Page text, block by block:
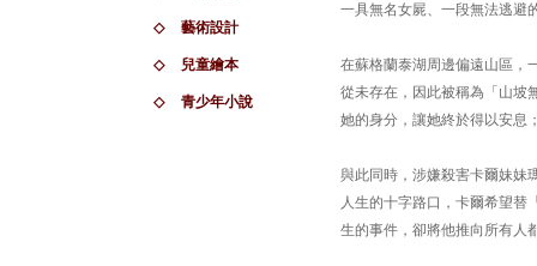
◇ 藝術設計
◇ 兒童繪本
◇ 青少年小說
一具無名女屍、一段無法逃避
在蘇格蘭泰湖周邊偏遠山區，
從未存在，因此被稱為「山坡
她的身分，讓她終於得以安息
與此同時，涉嫌殺害卡爾妹妹
人生的十字路口，卡爾希望替
生的事件，卻將他推向所有人